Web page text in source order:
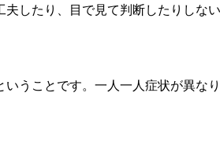
したり、目で見て判断したりしな
うことです。一人一人症状が異な